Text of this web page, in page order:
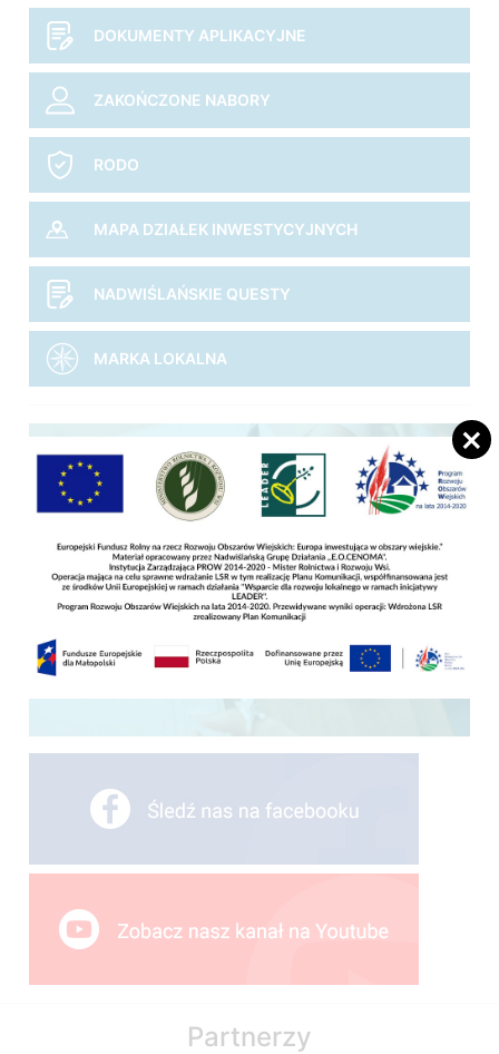
DOKUMENTY APLIKACYJNE
ZAKOŃCZONE NABORY
RODO
MAPA DZIAŁEK INWESTYCYJNYCH
NADWIŚLAŃSKIE QUESTY
MARKA LOKALNA
Jak złożyć wniosek
Partnerzy